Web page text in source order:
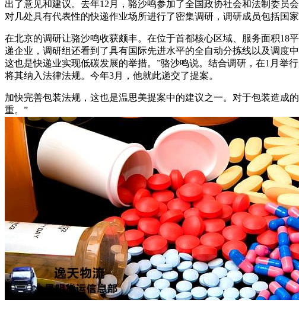
出了意见和建议。去年12月，骆沙鸣参加了全国政协社会和法制委员
对几处具有代表性的快递作业场所进行了密集调研，调研成员包括国
在北京的调研让骆沙鸣收获颇丰。在位于首都核心区域、服务面积18
递企业，调研组还看到了具有国际先进水平的全自动分拣线以及调度
这也是快递业实现低碳发展的举措。”骆沙鸣说。结合调研，在1月举
将其纳入法律法规。今年3月，他就此递交了提案。
加快完善包装法规，这也是温思美提案中的建议之一。对于包装造成
重。”